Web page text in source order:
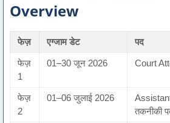
Overview
फेज़ एग्जाम डेट पद
फेज़
1
01–30 जून 2026 Court
फेज़
2
01–06 जुलाई 2026
तकनीकी